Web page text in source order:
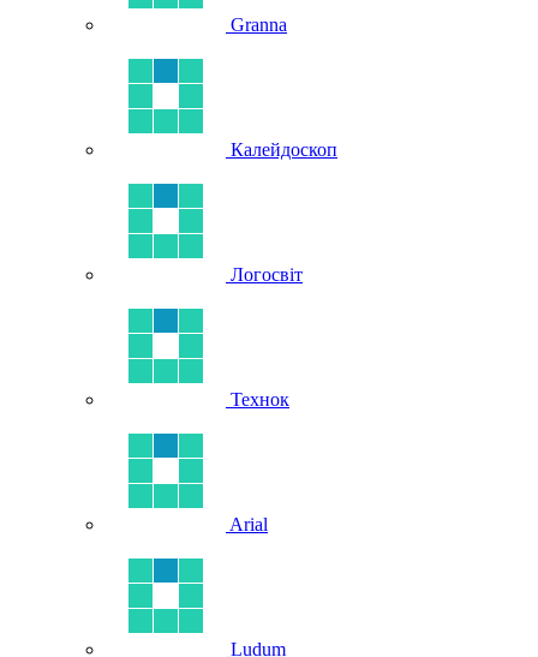
Granna
Калейдоскоп
Логосвіт
Технок
Arial
Ludum